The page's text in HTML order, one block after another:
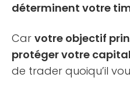
déterminent votre
Car votre objectif
protéger votre capital
de trader quoiqu’il